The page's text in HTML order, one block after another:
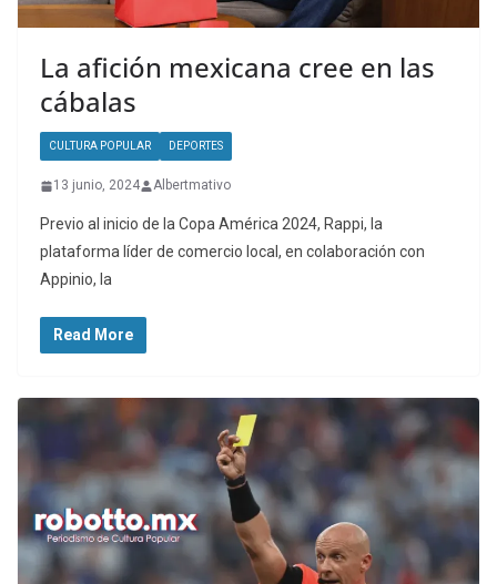
La afición mexicana cree en las
cábalas
CULTURA POPULAR DEPORTES
13 junio, 2024 Albertmativo
Previo al inicio de la Copa América 2024, Rappi, la
plataforma líder de comercio local, en colaboración con
Appinio, la
Read More